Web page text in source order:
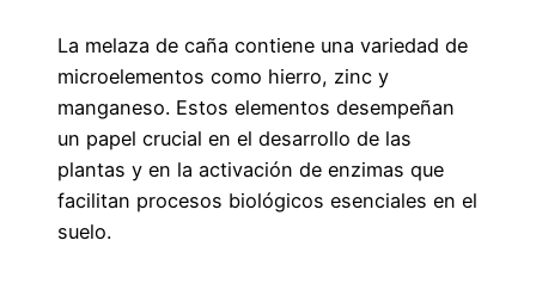
La melaza de caña contiene una variedad de
microelementos como hierro, zinc y
manganeso. Estos elementos desempeñan
un papel crucial en el desarrollo de las
plantas y en la activación de enzimas que
facilitan procesos biológicos esenciales en el
suelo.